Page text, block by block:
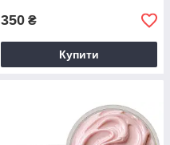
350 ₴
Купити